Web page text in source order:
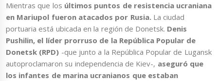
Mientras que los últimos puntos de resistencia ucraniana
en Mariupol fueron atacados por Rusia. La ciudad
portuaria está ubicada en la región de Donetsk. Denis
Pushilin, el líder prorruso de la República Popular de
Donetsk (RPD) -que junto a la República Popular de Lugansk
autoproclamaron su independencia de Kiev-, aseguró que
los infantes de marina ucranianos que estaban